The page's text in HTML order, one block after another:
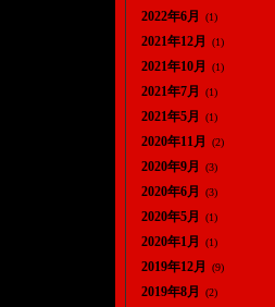
2022年6月 (1)
2021年12月 (1)
2021年10月 (1)
2021年7月 (1)
2021年5月 (1)
2020年11月 (2)
2020年9月 (3)
2020年6月 (3)
2020年5月 (1)
2020年1月 (1)
2019年12月 (9)
2019年8月 (2)